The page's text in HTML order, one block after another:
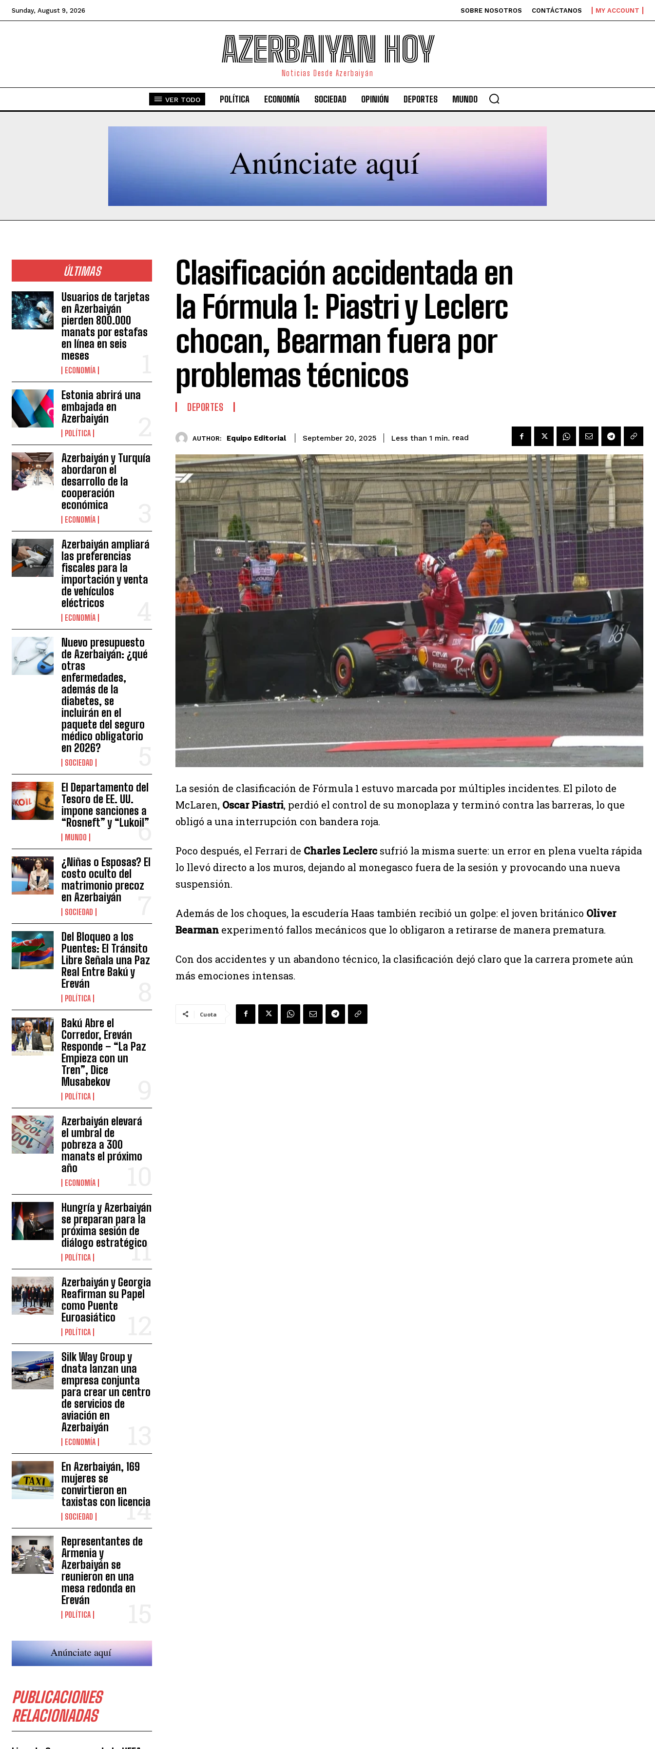
Sunday, August 9, 2026 SOBRE NOSOTROS CONTÁCTANOS MY ACCOUNT
AZERBAIYAN HOY
Noticias Desde Azerbaiyán
VER TODO POLÍTICA ECONOMÍA SOCIEDAD OPINIÓN DEPORTES MUNDO
ÚLTIMAS
Usuarios de tarjetas
en Azerbaiyán
pierden 800.000
manats por estafas
en línea en seis
meses
ECONOMÍA
Estonia abrirá una
embajada en
Azerbaiyán
POLÍTICA
Azerbaiyán y Turquía
abordaron el
desarrollo de la
cooperación
económica
ECONOMÍA
Azerbaiyán ampliará
las preferencias
fiscales para la
importación y venta
de vehículos
eléctricos
ECONOMÍA
Nuevo presupuesto
de Azerbaiyán: ¿qué
otras
enfermedades,
además de la
diabetes, se
incluirán en el
paquete del seguro
médico obligatorio
en 2026?
SOCIEDAD
El Departamento del
Tesoro de EE. UU.
impone sanciones a
“Rosneft” y “Lukoil”
MUNDO
¿Niñas o Esposas? El
costo oculto del
matrimonio precoz
en Azerbaiyán
SOCIEDAD
Del Bloqueo a los
Puentes: El Tránsito
Libre Señala una Paz
Real Entre Bakú y
Ereván
POLÍTICA
Bakú Abre el
Corredor, Ereván
Responde – “La Paz
Empieza con un
Tren”, Dice
Musabekov
POLÍTICA
Azerbaiyán elevará
el umbral de
pobreza a 300
manats el próximo
año
ECONOMÍA
Hungría y Azerbaiyán
se preparan para la
próxima sesión de
diálogo estratégico
POLÍTICA
Azerbaiyán y Georgia
Reafirman su Papel
como Puente
Euroasiático
POLÍTICA
Silk Way Group y
dnata lanzan una
empresa conjunta
para crear un centro
de servicios de
aviación en
Azerbaiyán
ECONOMÍA
En Azerbaiyán, 169
mujeres se
convirtieron en
taxistas con licencia
SOCIEDAD
Representantes de
Armenia y
Azerbaiyán se
reunieron en una
mesa redonda en
Ereván
POLÍTICA
PUBLICACIONES
RELACIONADAS
Clasificación accidentada en
la Fórmula 1: Piastri y Leclerc
chocan, Bearman fuera por
problemas técnicos
DEPORTES
AUTHOR: Equipo Editorial September 20, 2025 Less than 1 min. read
La sesión de clasificación de Fórmula 1 estuvo marcada por múltiples incidentes. El piloto de
McLaren, Oscar Piastri, perdió el control de su monoplaza y terminó contra las barreras, lo que
obligó a una interrupción con bandera roja.
Poco después, el Ferrari de Charles Leclerc sufrió la misma suerte: un error en plena vuelta rápida
lo llevó directo a los muros, dejando al monegasco fuera de la sesión y provocando una nueva
suspensión.
Además de los choques, la escudería Haas también recibió un golpe: el joven británico Oliver
Bearman experimentó fallos mecánicos que lo obligaron a retirarse de manera prematura.
Con dos accidentes y un abandono técnico, la clasificación dejó claro que la carrera promete aún
más emociones intensas.
Cuota